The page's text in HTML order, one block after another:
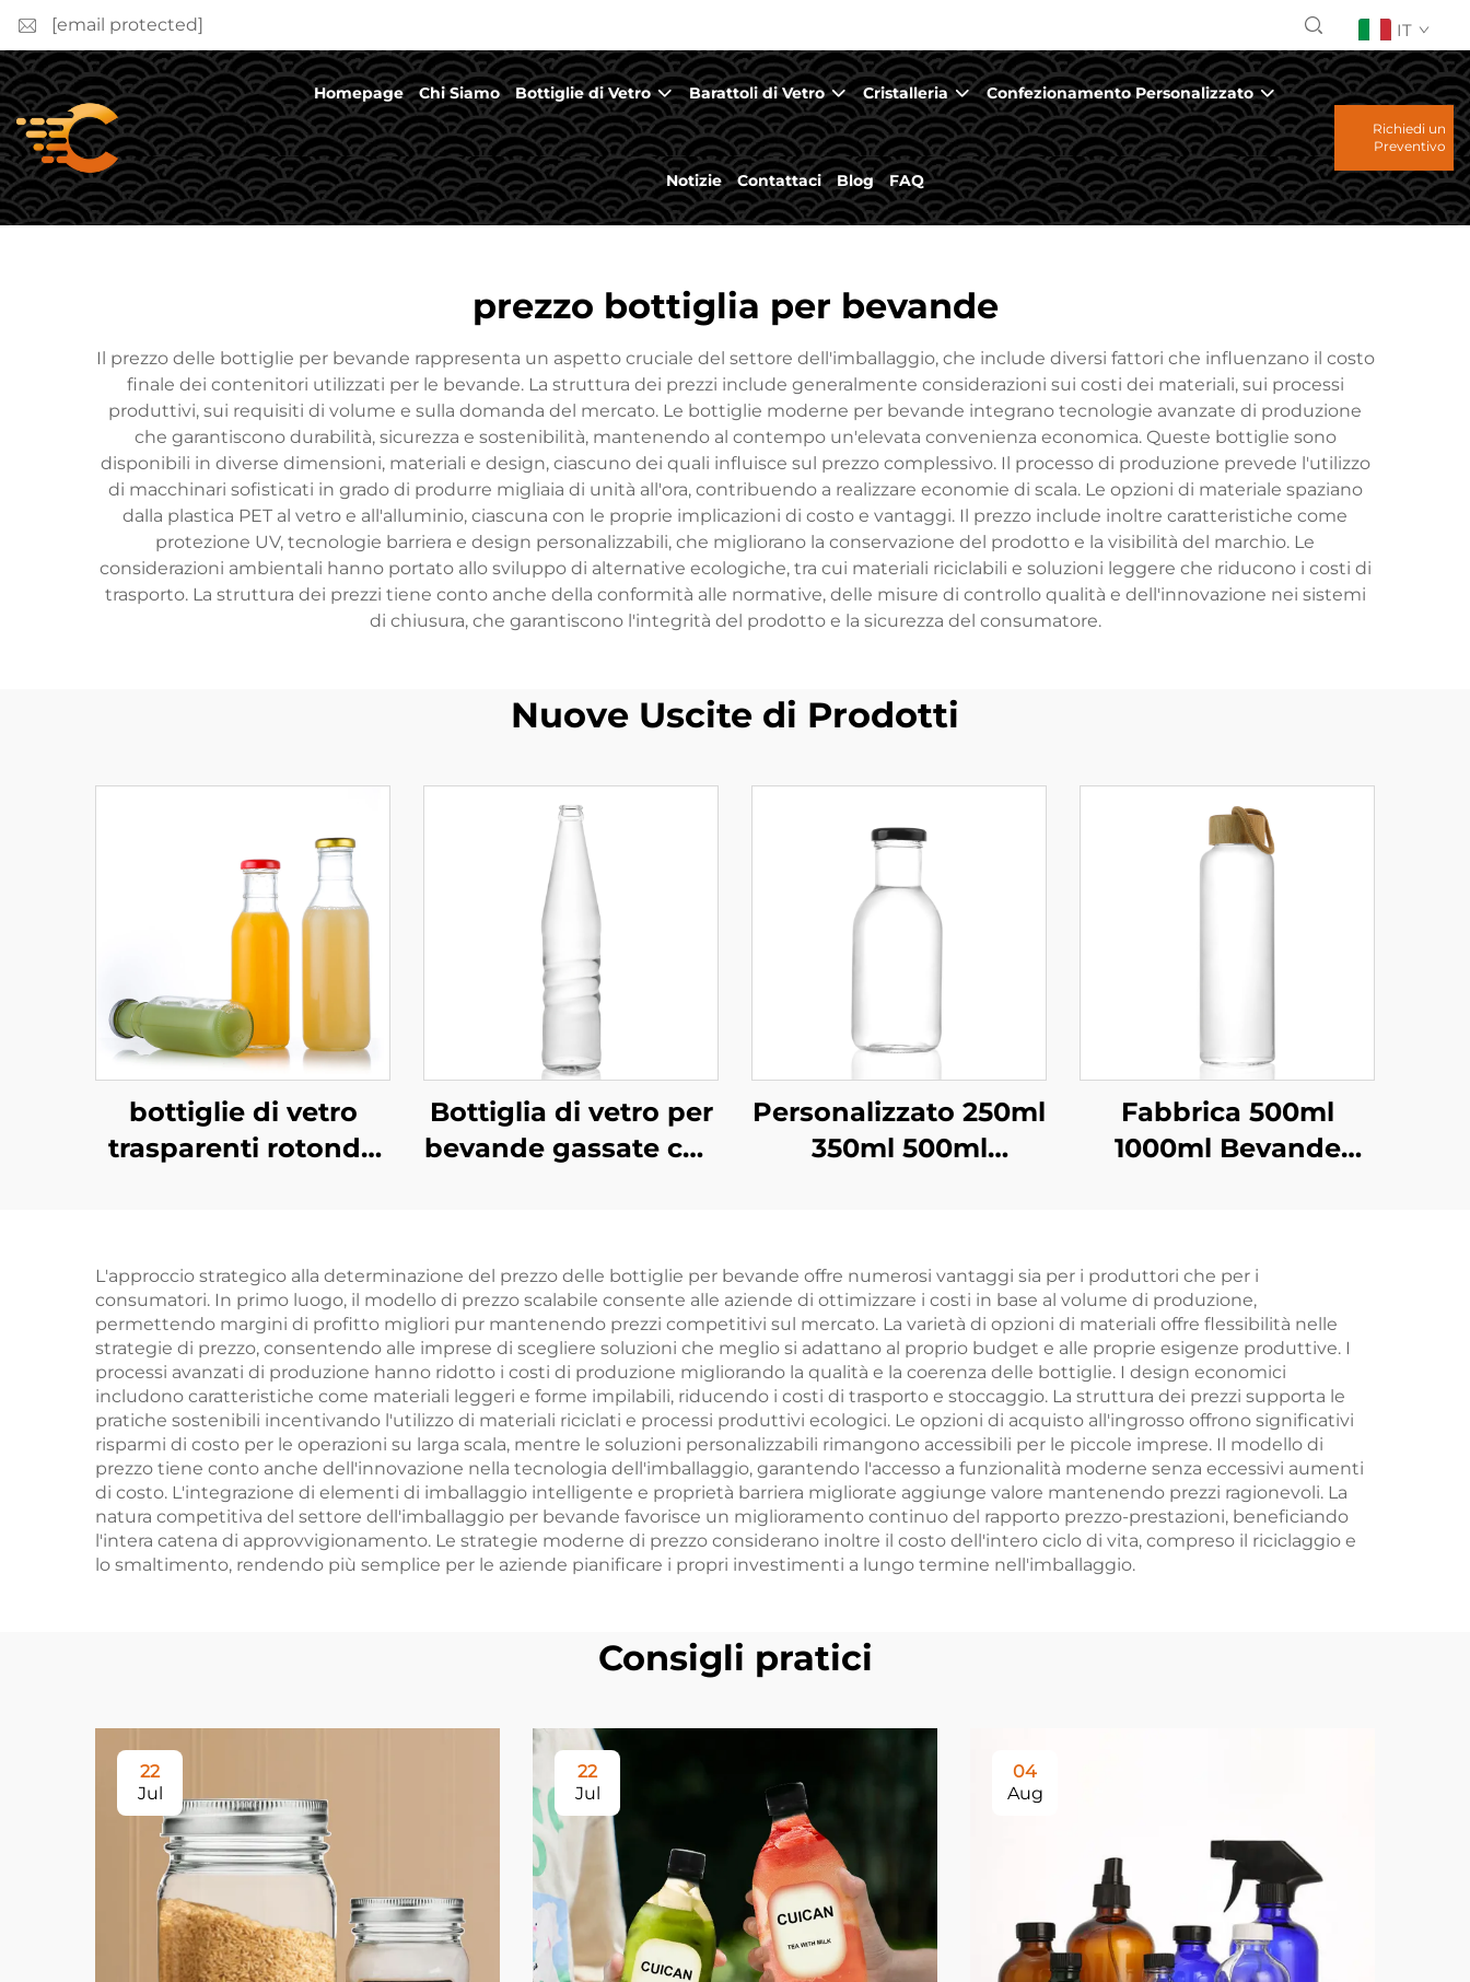
[email protected] IT
Homepage Chi Siamo Bottiglie di Vetro Barattoli di Vetro Cristalleria Confezionamento Personalizzato
Notizie Contattaci Blog FAQ
Richiedi un
Preventivo
prezzo bottiglia per bevande
Il prezzo delle bottiglie per bevande rappresenta un aspetto cruciale del settore dell'imballaggio, che include diversi fattori che influenzano il costo
finale dei contenitori utilizzati per le bevande. La struttura dei prezzi include generalmente considerazioni sui costi dei materiali, sui processi
produttivi, sui requisiti di volume e sulla domanda del mercato. Le bottiglie moderne per bevande integrano tecnologie avanzate di produzione
che garantiscono durabilità, sicurezza e sostenibilità, mantenendo al contempo un'elevata convenienza economica. Queste bottiglie sono
disponibili in diverse dimensioni, materiali e design, ciascuno dei quali influisce sul prezzo complessivo. Il processo di produzione prevede l'utilizzo
di macchinari sofisticati in grado di produrre migliaia di unità all'ora, contribuendo a realizzare economie di scala. Le opzioni di materiale spaziano
dalla plastica PET al vetro e all'alluminio, ciascuna con le proprie implicazioni di costo e vantaggi. Il prezzo include inoltre caratteristiche come
protezione UV, tecnologie barriera e design personalizzabili, che migliorano la conservazione del prodotto e la visibilità del marchio. Le
considerazioni ambientali hanno portato allo sviluppo di alternative ecologiche, tra cui materiali riciclabili e soluzioni leggere che riducono i costi di
trasporto. La struttura dei prezzi tiene conto anche della conformità alle normative, delle misure di controllo qualità e dell'innovazione nei sistemi
di chiusura, che garantiscono l'integrità del prodotto e la sicurezza del consumatore.
Nuove Uscite di Prodotti
bottiglie di vetro
trasparenti rotonde
succhi
Bottiglia di vetro per
bevande gassate con
Personalizzato 250ml
350ml 500ml
Fabbrica 500ml
1000ml Bevande
L'approccio strategico alla determinazione del prezzo delle bottiglie per bevande offre numerosi vantaggi sia per i produttori che per i
consumatori. In primo luogo, il modello di prezzo scalabile consente alle aziende di ottimizzare i costi in base al volume di produzione,
permettendo margini di profitto migliori pur mantenendo prezzi competitivi sul mercato. La varietà di opzioni di materiali offre flessibilità nelle
strategie di prezzo, consentendo alle imprese di scegliere soluzioni che meglio si adattano al proprio budget e alle proprie esigenze produttive. I
processi avanzati di produzione hanno ridotto i costi di produzione migliorando la qualità e la coerenza delle bottiglie. I design economici
includono caratteristiche come materiali leggeri e forme impilabili, riducendo i costi di trasporto e stoccaggio. La struttura dei prezzi supporta le
pratiche sostenibili incentivando l'utilizzo di materiali riciclati e processi produttivi ecologici. Le opzioni di acquisto all'ingrosso offrono significativi
risparmi di costo per le operazioni su larga scala, mentre le soluzioni personalizzabili rimangono accessibili per le piccole imprese. Il modello di
prezzo tiene conto anche dell'innovazione nella tecnologia dell'imballaggio, garantendo l'accesso a funzionalità moderne senza eccessivi aumenti
di costo. L'integrazione di elementi di imballaggio intelligente e proprietà barriera migliorate aggiunge valore mantenendo prezzi ragionevoli. La
natura competitiva del settore dell'imballaggio per bevande favorisce un miglioramento continuo del rapporto prezzo-prestazioni, beneficiando
l'intera catena di approvvigionamento. Le strategie moderne di prezzo considerano inoltre il costo dell'intero ciclo di vita, compreso il riciclaggio e
lo smaltimento, rendendo più semplice per le aziende pianificare i propri investimenti a lungo termine nell'imballaggio.
Consigli pratici
22
Jul
22
Jul
04
Aug